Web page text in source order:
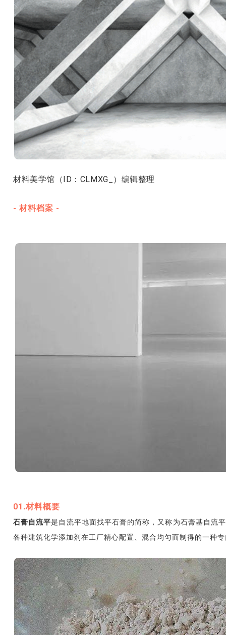
材料美学馆（ID：CLMXG_）编辑整理
- 材料档案 -
01.材料概要
石膏自流平是自流平地面找平石膏的简称，又称为石膏基自流
各种建筑化学添加剂在工厂精心配置、混合均匀而制得的一种